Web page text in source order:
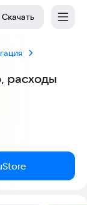
Скачать
расходы